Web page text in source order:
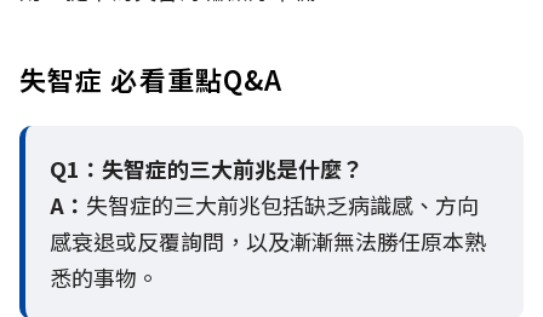
失智症 必看重點Q&A
Q1：失智症的三大前兆是什麼？
A： 失智症的三大前兆包括缺乏病識感、方向
感衰退或反覆詢問，以及漸漸無法勝任原本熟
悉的事物。